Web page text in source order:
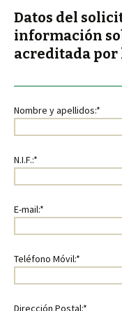
Datos del
información
acreditada
Nombre y apellidos:*
N.I.F.:*
E-mail:*
Teléfono Móvil:*
Dirección Postal:*